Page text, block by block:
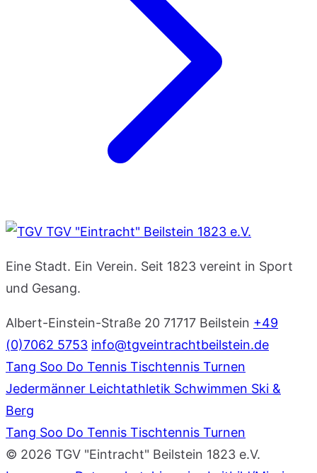
TGV "Eintracht" Beilstein 1823 e.V.
Eine Stadt. Ein Verein. Seit 1823 vereint in Sport
und Gesang.
Albert-Einstein-Straße 20 71717 Beilstein +49
(0)7062 5753 info@tgveintrachtbeilstein.de
Tang Soo Do Tennis Tischtennis Turnen
Jedermänner Leichtathletik Schwimmen Ski &
Berg
Tang Soo Do Tennis Tischtennis Turnen
© 2026 TGV "Eintracht" Beilstein 1823 e.V.